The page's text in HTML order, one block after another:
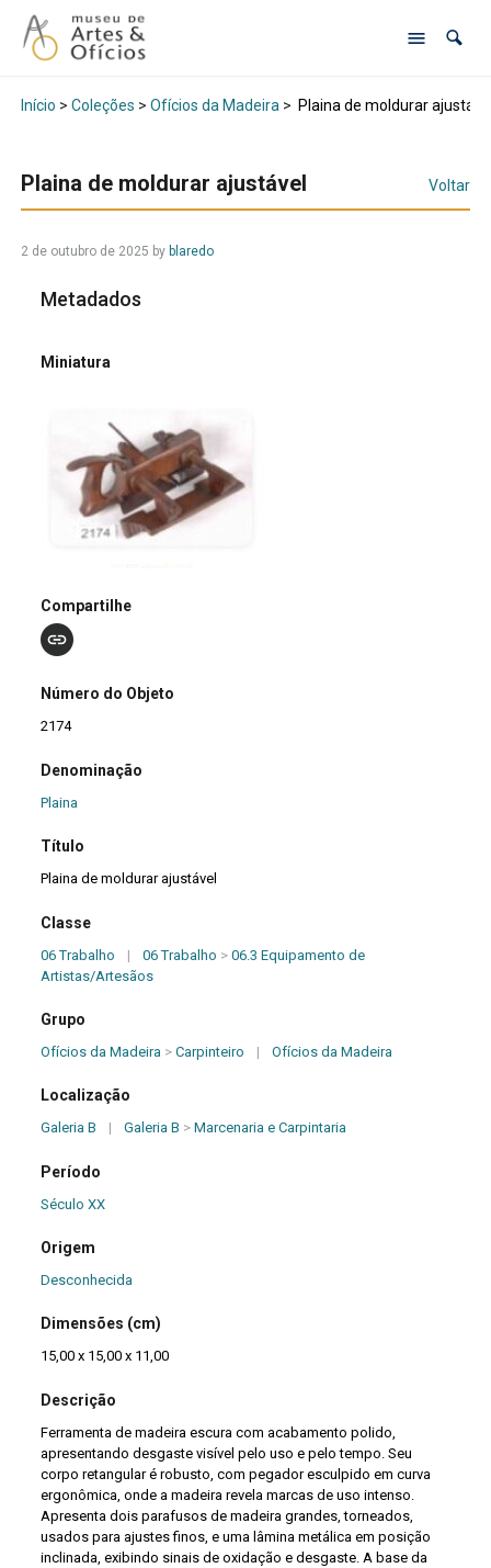
Início > Coleções > Ofícios da Madeira > Plaina de moldurar
Plaina de moldurar ajustável Voltar
2 de outubro de 2025 by blaredo
Metadados
Miniatura
Compartilhe
Número do Objeto
2174
Denominação
Plaina
Título
Plaina de moldurar ajustável
Classe
06 Trabalho | 06 Trabalho >06.3 Equipamento de
Artistas/Artesãos
Grupo
Ofícios da Madeira >Carpinteiro | Ofícios da Madeira
Localização
Galeria B | Galeria B >Marcenaria e Carpintaria
Período
Século XX
Origem
Desconhecida
Dimensões (cm)
15,00 x 15,00 x 11,00
Descrição
Ferramenta de madeira escura com acabamento polido,
apresentando desgaste visível pelo uso e pelo tempo. Seu
corpo retangular é robusto, com pegador esculpido em curva
ergonômica, onde a madeira revela marcas de uso intenso.
Apresenta dois parafusos de madeira grandes, torneados,
usados para ajustes finos, e uma lâmina metálica em posição
inclinada, exibindo sinais de oxidação e desgaste. A base da